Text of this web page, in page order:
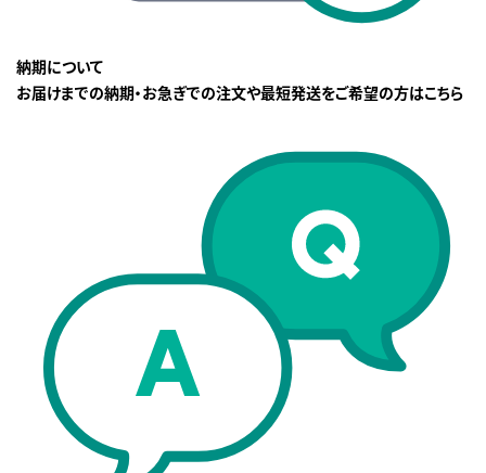
納期について
お届けまでの納期・お急ぎでの注文や最短発送をご希望の方はこちら